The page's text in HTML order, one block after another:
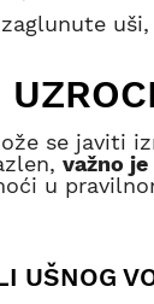
se javiti
važno
u
UŠNOG